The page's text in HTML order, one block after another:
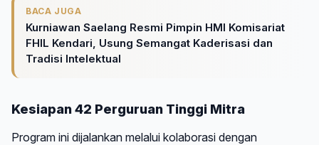
BACA JUGA
Kurniawan Saelang Resmi Pimpin HMI Komisariat
FHIL Kendari, Usung Semangat Kaderisasi dan
Tradisi Intelektual
Kesiapan 42 Perguruan Tinggi Mitra
Program ini dijalankan melalui kolaborasi dengan